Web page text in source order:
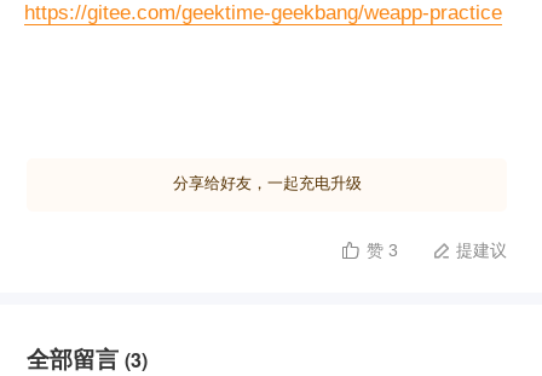
https://gitee.com/geektime-geekbang/weapp-practice
分享给好友，一起充电升级
 赞 3  提建议
全部留言 (3)